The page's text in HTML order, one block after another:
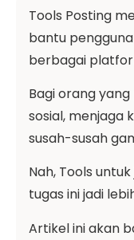
Tools Posting
bantu
berbagai
Bagi orang
sosial, menjaga
susah-susah
Nah, Tools
tugas ini jadi
Artikel ini akan